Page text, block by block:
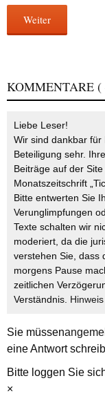
Weiter
KOMMENTARE (
Liebe Leser!
Wir sind dankbar
Beteiligung sehr.
Beiträge auf der
Monatszeitschrift
Bitte entwerten Sie
Verunglimpfungen
Texte schalten wir
moderiert, da die
verstehen Sie, dass
morgens Pause
zeitlichen
Verständnis. Hinweis
Sie müssen
eine Antwort
Bitte loggen Sie
×